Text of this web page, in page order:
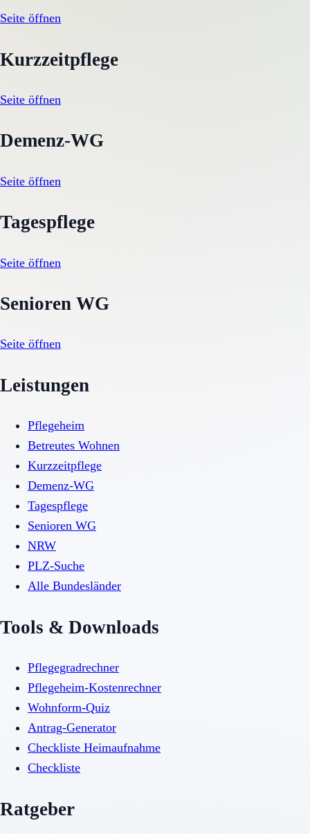
Seite öffnen
Kurzzeitpflege
Seite öffnen
Demenz-WG
Seite öffnen
Tagespflege
Seite öffnen
Senioren WG
Seite öffnen
Leistungen
Pflegeheim
Betreutes Wohnen
Kurzzeitpflege
Demenz-WG
Tagespflege
Senioren WG
NRW
PLZ-Suche
Alle Bundesländer
Tools & Downloads
Pflegegradrechner
Pflegeheim-Kostenrechner
Wohnform-Quiz
Antrag-Generator
Checkliste Heimaufnahme
Checkliste
Ratgeber